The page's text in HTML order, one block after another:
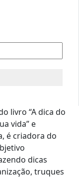
livro “A dica do
vida” e
é criadora do
dicas
truques